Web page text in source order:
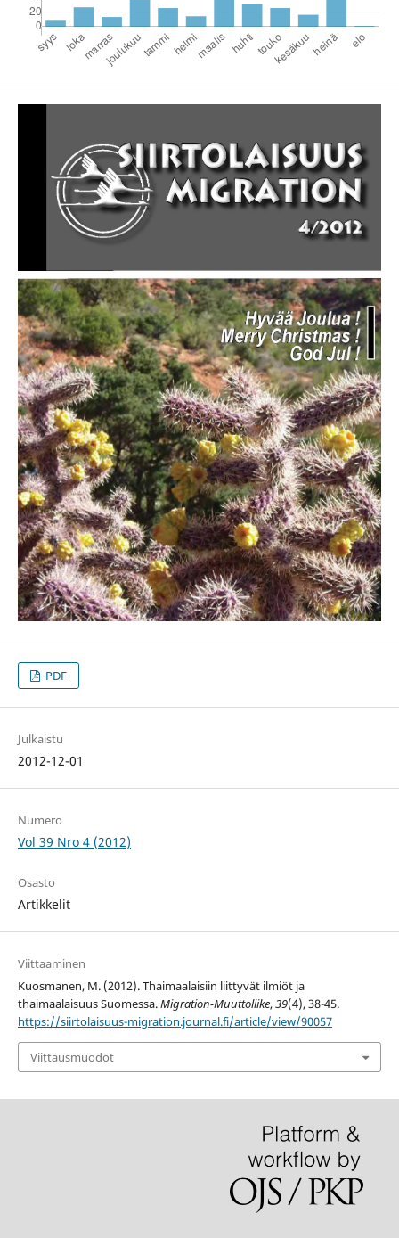
PDF
Julkaistu
2012-12-01
Numero
Vol 39 Nro 4 (2012)
Osasto
Artikkelit
Viittaaminen
Kuosmanen, M. (2012). Thaimaalaisiin liittyvät ilmiöt ja
thaimaalaisuus Suomessa.Migration-Muuttoliike,39(4), 38-45.
https://siirtolaisuus-migration.journal.fi/article/view/90057
Viittausmuodot